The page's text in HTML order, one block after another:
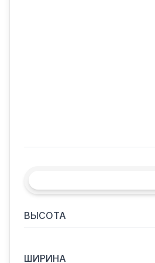
ВЫСОТА
ШИРИНА